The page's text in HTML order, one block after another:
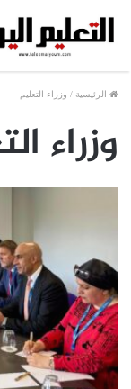
الرئيسية / وزراء التعليم
وزراء